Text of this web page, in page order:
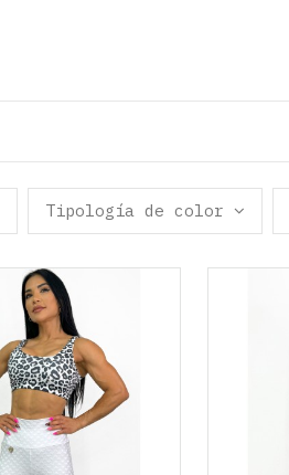
Tipología de color